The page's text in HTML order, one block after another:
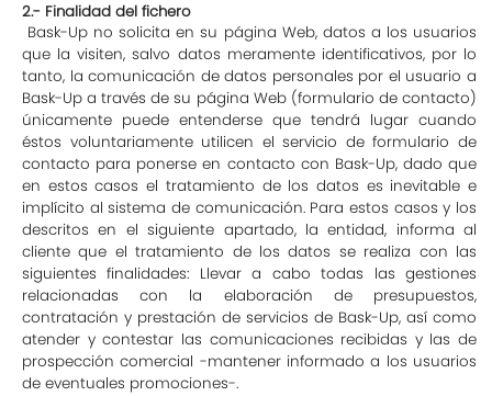
2.- Finalidad del fichero
Bask-Up no solicita en su página Web, datos a los usuarios
que la visiten, salvo datos meramente identificativos, por lo
tanto, la comunicación de datos personales por el usuario a
Bask-Up a través de su página Web (formulario de contacto)
únicamente puede entenderse que tendrá lugar cuando
éstos voluntariamente utilicen el servicio de formulario de
contacto para ponerse en contacto con Bask-Up, dado que
en estos casos el tratamiento de los datos es inevitable e
implícito al sistema de comunicación. Para estos casos y los
descritos en el siguiente apartado, la entidad, informa al
cliente que el tratamiento de los datos se realiza con las
siguientes finalidades: Llevar a cabo todas las gestiones
relacionadas con la elaboración de presupuestos,
contratación y prestación de servicios de Bask-Up, así como
atender y contestar las comunicaciones recibidas y las de
prospección comercial -mantener informado a los usuarios
de eventuales promociones-.